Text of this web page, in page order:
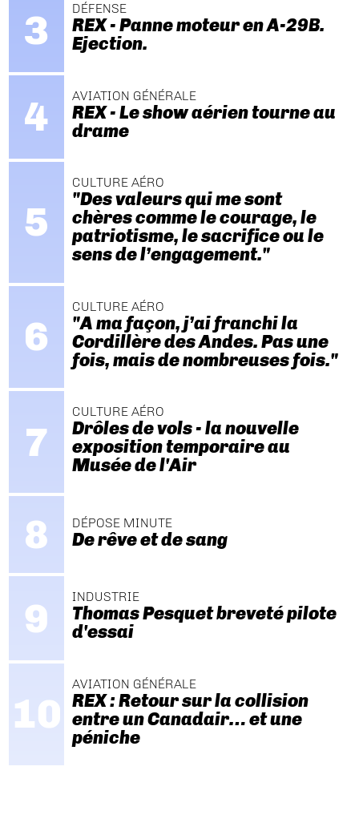
DÉFENSE
REX - Panne moteur en A-29B.
Ejection.
AVIATION GÉNÉRALE
REX - Le show aérien tourne au
drame
CULTURE AÉRO
"Des valeurs qui me sont
chères comme le courage, le
patriotisme, le sacrifice ou le
sens de l’engagement."
CULTURE AÉRO
"A ma façon, j’ai franchi la
Cordillère des Andes. Pas une
fois, mais de nombreuses fois."
CULTURE AÉRO
Drôles de vols - la nouvelle
exposition temporaire au
Musée de l'Air
DÉPOSE MINUTE
De rêve et de sang
INDUSTRIE
Thomas Pesquet breveté pilote
d'essai
AVIATION GÉNÉRALE
REX : Retour sur la collision
entre un Canadair… et une
péniche